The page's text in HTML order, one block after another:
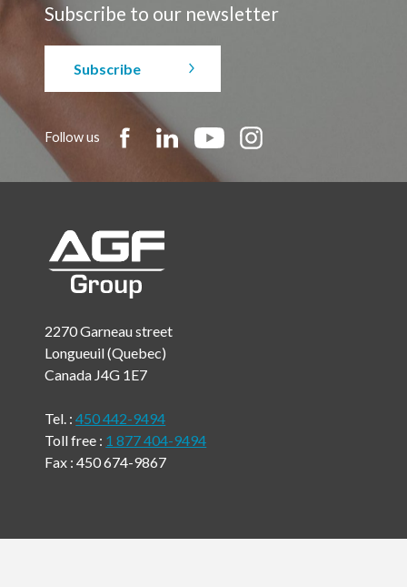
Subscribe to our newsletter
Subscribe
Follow us
2270 Garneau street
Longueuil (Quebec)
Canada J4G 1E7
Tel. :450 442-9494
Toll free : 1 877 404-9494
Fax : 450 674-9867